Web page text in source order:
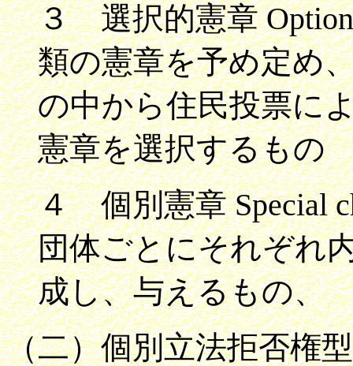
３ 選択的憲章
類の憲章を予め定め
の中から住民投票に
憲章を選択するもの
４ 個別憲章 Special
団体ごとにそれぞれ
成し、与えるもの、
（二）個別立法拒否権